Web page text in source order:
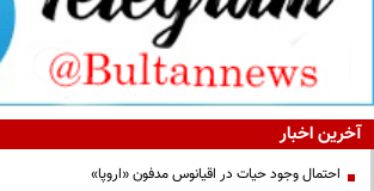
آخرین اخبار
احتمال وجود حیات در اقیانوس مدفون «اروپا»